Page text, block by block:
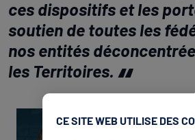
ces dispositifs et les
soutien de toutes les
nos entités
les Territoires.
CE SITE WEB UTILISE DES